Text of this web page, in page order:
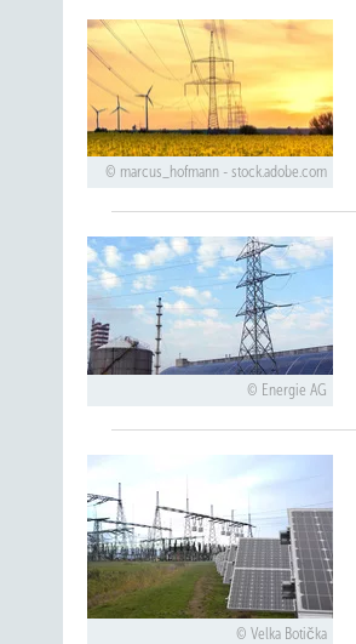
marcus_hofmann - stock.adobe.com
Energie AG
Velka Botička